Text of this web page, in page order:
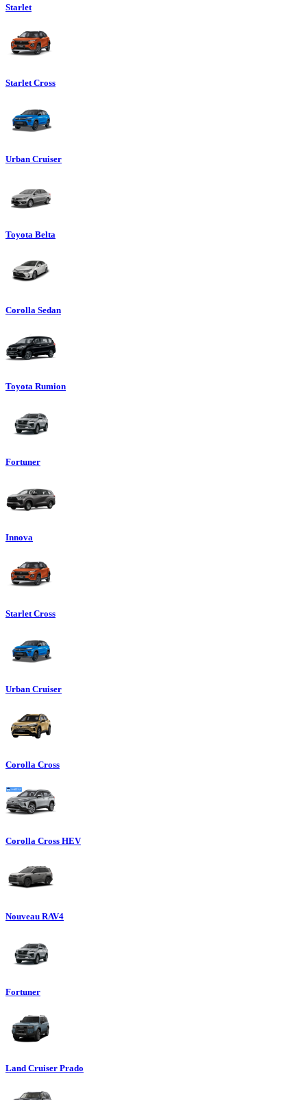
Starlet
Starlet Cross
Urban Cruiser
Toyota Belta
Corolla Sedan
Toyota Rumion
Fortuner
Innova
Starlet Cross
Urban Cruiser
Corolla Cross
Corolla Cross HEV
Nouveau RAV4
Fortuner
Land Cruiser Prado